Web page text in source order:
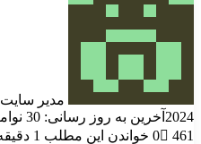
مدیر سایت
2024 آخرین به روز رسانی: 30 نوامبر 2024
0
461
خواندن این مطلب 1 دقیقه زمان میبرد